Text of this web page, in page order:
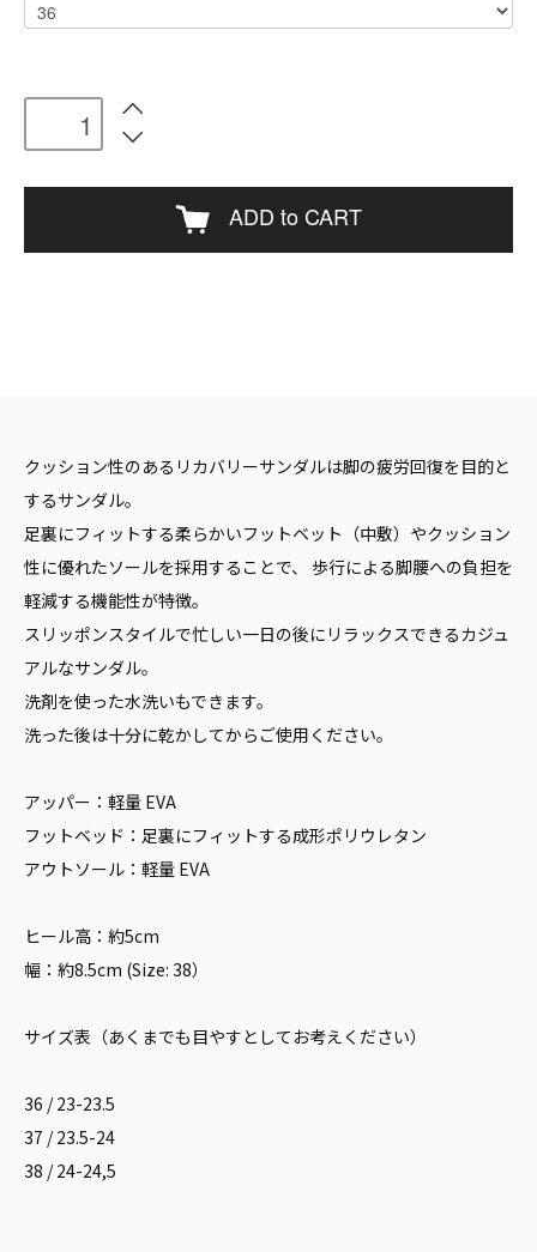
ADD to CART
クッション性のあるリカバリーサンダルは脚の疲労回復を目的と
するサンダル。
足裏にフィットする柔らかいフットベット（中敷）やクッション
性に優れたソールを採用することで、 歩行による脚腰への負担を
軽減する機能性が特徴。
スリッポンスタイルで忙しい一日の後にリラックスできるカジュ
アルなサンダル。
洗剤を使った水洗いもできます。
洗った後は十分に乾かしてからご使用ください。
アッパー：軽量 EVA
フットベッド：足裏にフィットする成形ポリウレタン
アウトソール：軽量 EVA
ヒール高：約5cm
幅：約8.5cm (Size: 38）
サイズ表（あくまでも目やすとしてお考えください）
36 / 23-23.5
37 / 23.5-24
38 / 24-24,5